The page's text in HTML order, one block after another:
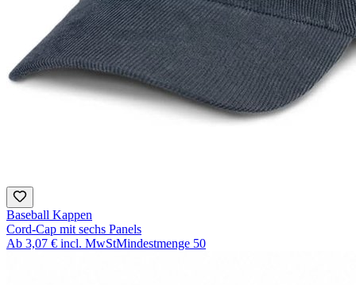
Baseball Kappen
Cord-Cap mit sechs Panels
Ab 3,07 € incl. MwStMindestmenge 50